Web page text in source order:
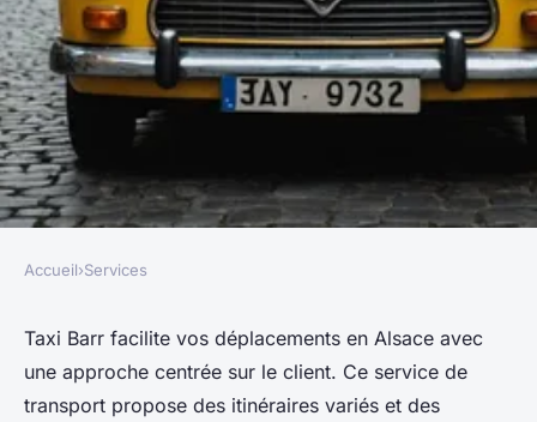
Taxi Barr : vos déplacements
facilités en Alsace
Accueil›Services
Taxi Barr facilite vos déplacements en Alsace avec
une approche centrée sur le client. Ce service de
transport propose des itinéraires variés et des